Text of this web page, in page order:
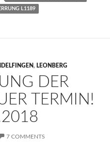
L1189
, LEONBERG
DER
TERMIN!
7 COMMENTS